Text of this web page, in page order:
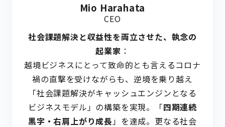
Mio Harahata
CEO
社会課題解決と収益性を両立させた、執念の
起業家 ：
越境ビジネスにとって致命的とも言えるコロナ
禍の直撃を受けながらも、逆境を乗り越え
「社会課題解決がキャッシュエンジンとなる
ビジネスモデル」の構築を実現。「四期連続
黒字・右肩上がり成長 」を達成。更なる社会